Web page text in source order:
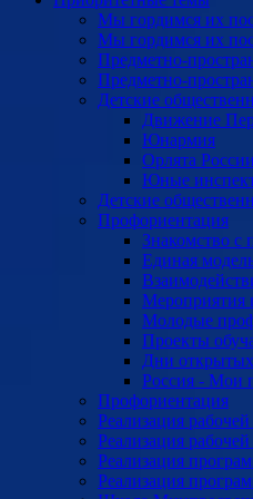
Мы гордимся их
Мы гордимся их
Предметно-
Предметно-
Детские
Движение
Юнармия
Орлята России
Юные
Детские
Профориентация
Знакомство с
Единая
Мероприятия
Молодые
Проекты
Дни
Россия - Мои
Профориентация
Реализация
Реализация
Реализация
Реализация